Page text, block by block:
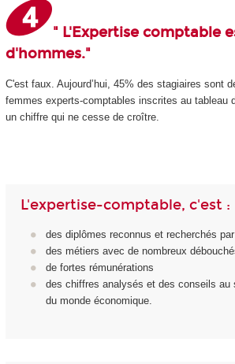
" L'Expertise comptable
d'hommes."
C'est faux. Aujourd’hui, 45% des stagiaires sont
femmes experts-comptables inscrites au tableau
un chiffre qui ne cesse de croître.
L'expertise-comptable, c'est :
des diplômes reconnus et recherchés
des métiers avec de nombreux
de fortes rémunérations
des chiffres analysés et des conseils au
du monde économique.